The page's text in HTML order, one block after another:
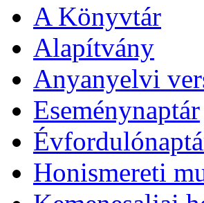
A Könyvtár
Alapítvány
Anyanyelvi
Eseménynaptár
Honismereti